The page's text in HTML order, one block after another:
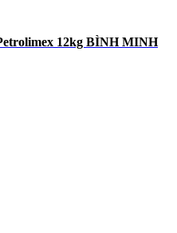
12kg BÌNH MINH